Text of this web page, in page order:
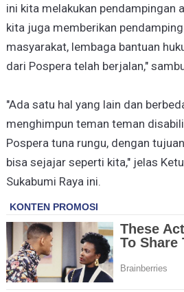
ini kita melakukan pendampingan
kita juga memberikan
masyarakat, lembaga bantuan
dari Pospera telah berjalan,"
"Ada satu hal yang lain dan
menghimpun teman teman
Pospera tuna rungu, dengan
bisa sejajar seperti kita," jelas
Sukabumi Raya ini.